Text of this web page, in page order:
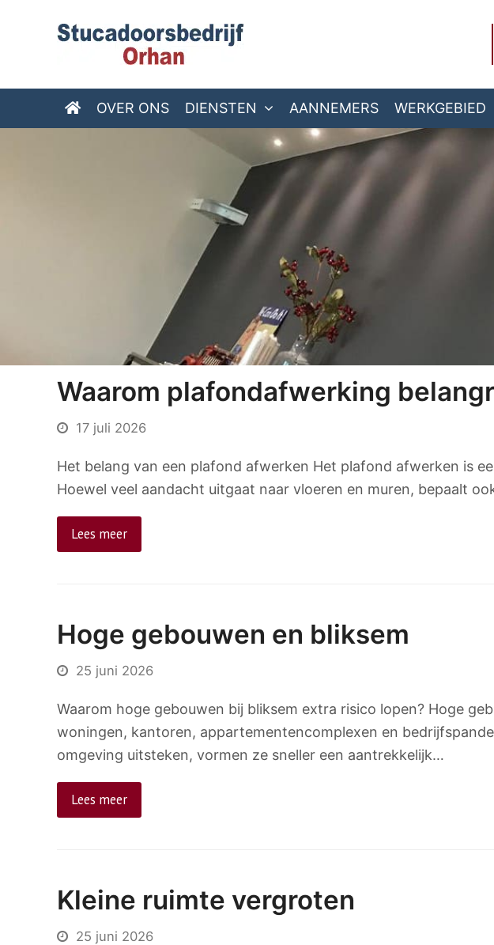
OVER ONS DIENSTEN AANNEMERS WERKGEBIED
Waarom plafondafwerking
17 juli 2026
Het belang van een plafond afwerken Het plafond afwerken is
Hoewel veel aandacht uitgaat naar vloeren en muren, bepaalt
Lees meer
Hoge gebouwen en bliksem
25 juni 2026
Waarom hoge gebouwen bij bliksem extra risico lopen? Hoge
woningen, kantoren, appartementencomplexen en
omgeving uitsteken, vormen ze sneller een aantrekkelijk…
Lees meer
Kleine ruimte vergroten
25 juni 2026